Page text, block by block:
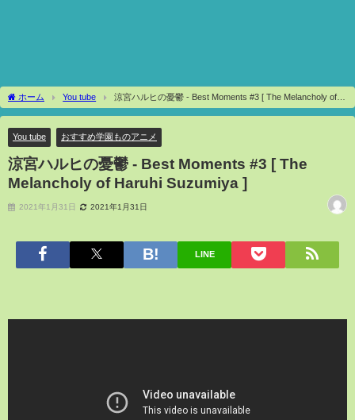
ホーム You tube
涼宮ハルヒの憂鬱 - Best Moments #3 [ The Melancholy of
Haruhi Suzumiya ]
You tube おすすめ学園ものアニメ
涼宮ハルヒの憂鬱 - Best Moments #3 [ The
Melancholy of Haruhi Suzumiya ]
2021年1月31日 2021年1月31日
LINE